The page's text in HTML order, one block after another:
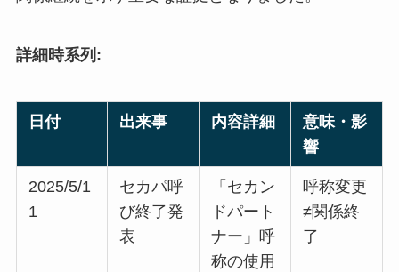
詳細時系列:
日付 出来事 内容詳細
意味・影
響
2025/5/1
1
セカパ呼
び終了発
表
「セカン
ドパート
ナー」呼
称の使用
呼称変更
≠関係終
了